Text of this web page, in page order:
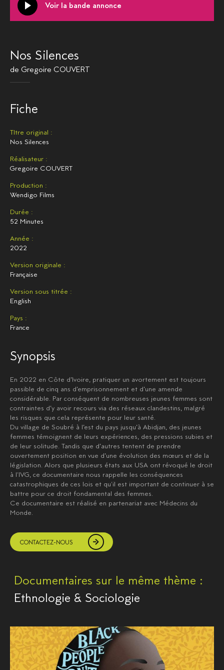
Voir la bande annonce
Nos Silences
de Gregoire COUVERT
Fiche
TItre original :
Nos Silences
Réalisateur :
Gregoire COUVERT
Production :
Wendigo Films
Durée :
52 Minutes
Année :
2022
Version originale :
Française
Version sous titrée :
English
Pays :
France
Synopsis
En 2022 en Côte d’Ivoire, pratiquer un avortement est toujours
passible de cinq ans d’emprisonnement et d’une amende
considérable. Par conséquent de nombreuses jeunes femmes sont
contraintes d’y avoir recours via des réseaux clandestins, malgré
les risques que cela représente pour leur santé.
Du village de Soubré à l’est du pays jusqu’à Abidjan, des jeunes
femmes témoignent de leurs expériences, des pressions subies et
de leur solitude. Tandis que d’autres tentent de prendre
ouvertement position en vue d’une évolution des mœurs et de la
législation. Alors que plusieurs états aux USA ont révoqué le droit
à l'IVG, ce documentaire nous rappelle les conséquences
catastrophiques de ces lois et qu'il est important de continuer à se
battre pour ce droit fondamental des femmes.
Ce documentaire est réalisé en partenariat avec Médecins du
Monde.
CONTACTEZ-NOUS
Documentaires sur le même thème :
Ethnologie & Sociologie